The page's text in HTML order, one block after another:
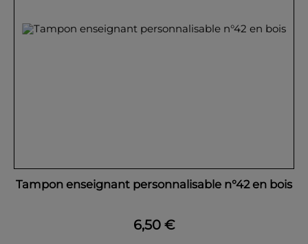
Tampon enseignant personnalisable n°42 en bois
6,50 €